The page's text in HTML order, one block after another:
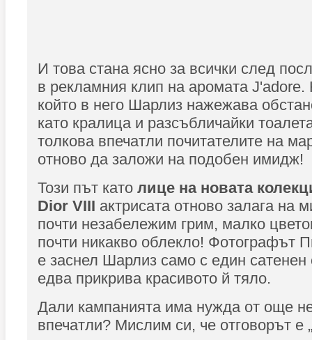
И това стана ясно за всички след
в рекламния клип на аромата J'adore.
който в него Шарлиз нажежава
като кралица и разсъбличайки
толкова впечатли почитателите на
отново да заложи на подобен имидж!
Този път като лице на новата
Dior VIII актрисата отново залага на
почти незабележим грим, малко
почти никакво облекло! Фотографът
е заснел Шарлиз само с един сатенен
едва прикрива красивото й тяло.
Дали кампанията има нужда от още
впечатли? Мислим си, че отговорът е